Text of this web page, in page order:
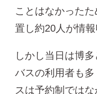
ことはなかった
置し約20人が情報
しかし当日は博
バスの利用者も
スは予約制では